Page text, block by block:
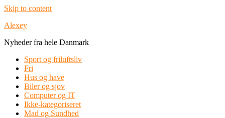
Skip to content
Alexey
Nyheder fra hele Danmark
Sport og friluftsliv
Fri
Hus og have
Biler og sjov
Computer og IT
Ikke-kategoriseret
Mad og Sundhed